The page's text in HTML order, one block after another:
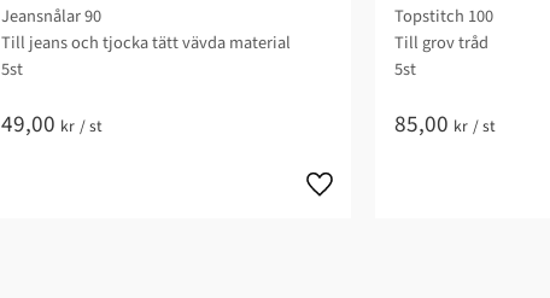
Jeansnålar 90
Till jeans och tjocka tätt vävda material
5st
49,00 kr /st
Topstitch 100
Till grov tråd
5st
85,00 kr /st